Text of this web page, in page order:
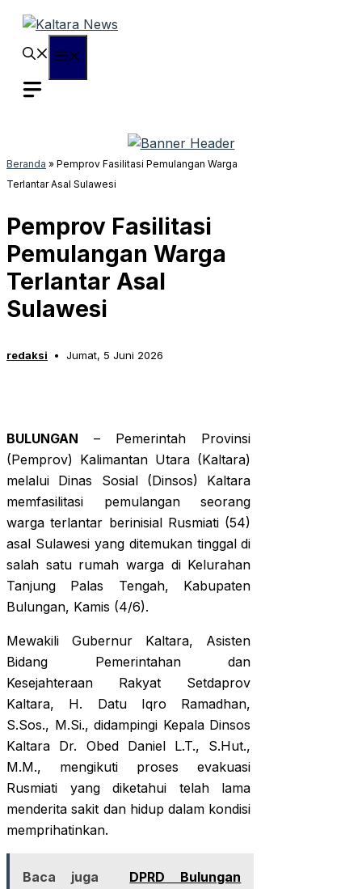
Langsung
Beranda » Pemprov Fasilitasi Pemulangan Warga
Terlantar Asal Sulawesi
Pemprov Fasilitasi
Pemulangan Warga
Terlantar Asal
Sulawesi
redaksi Jumat, 5 Juni 2026
BULUNGAN – Pemerintah Provinsi
(Pemprov) Kalimantan Utara (Kaltara)
melalui Dinas Sosial (Dinsos) Kaltara
memfasilitasi pemulangan seorang
warga terlantar berinisial Rusmiati (54)
asal Sulawesi yang ditemukan tinggal di
salah satu rumah warga di Kelurahan
Tanjung Palas Tengah, Kabupaten
Bulungan, Kamis (4/6).
Mewakili Gubernur Kaltara, Asisten
Bidang Pemerintahan dan
Kesejahteraan Rakyat Setdaprov
Kaltara, H. Datu Iqro Ramadhan,
S.Sos., M.Si., didampingi Kepala Dinsos
Kaltara Dr. Obed Daniel L.T., S.Hut.,
M.M., mengikuti proses evakuasi
Rusmiati yang diketahui telah lama
menderita sakit dan hidup dalam kondisi
memprihatinkan.
Baca juga
DPRD Bulungan